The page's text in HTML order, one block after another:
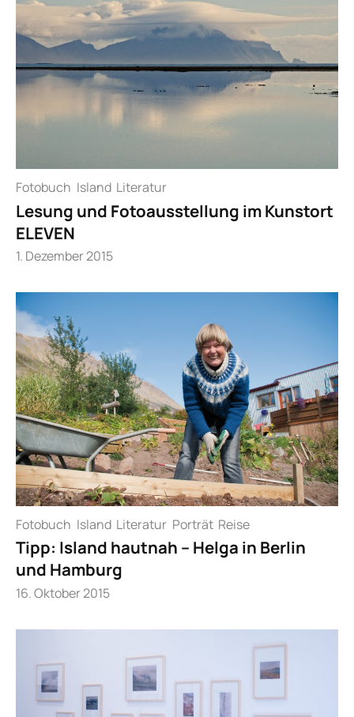
Fotobuch Island Literatur
Lesung und Fotoausstellung im Kunstort
ELEVEN
1. Dezember 2015
Fotobuch Island Literatur Porträt Reise
Tipp: Island hautnah – Helga in Berlin
und Hamburg
16. Oktober 2015